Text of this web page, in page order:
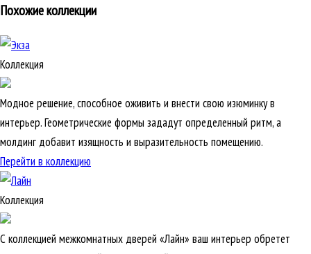
Похожие коллекции
Коллекция
Модное решение, способное оживить и внести свою изюминку в
интерьер. Геометрические формы зададут определенный ритм, а
молдинг добавит изящность и выразительность помещению.
Перейти в коллекцию
Коллекция
С коллекцией межкомнатных дверей «Лайн» ваш интерьер обретет